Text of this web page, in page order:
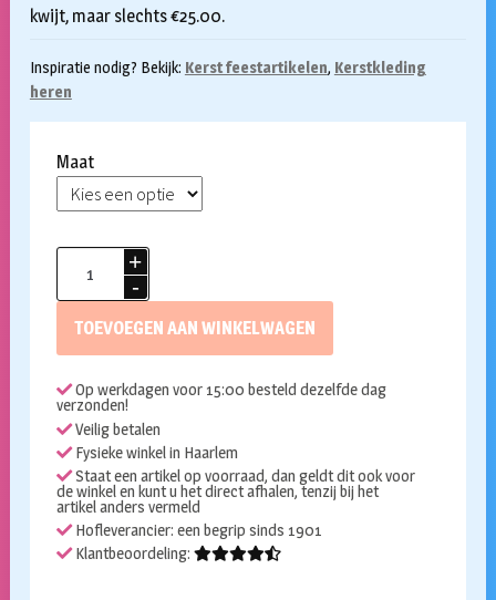
kwijt, maar slechts €25.00.
Inspiratie nodig? Bekijk: Kerst feestartikelen, Kerstkleding
heren
Maat
Dapper
TOEVOEGEN AAN WINKELWAGEN
Op werkdagen voor 15:00 besteld dezelfde dag
verzonden!
Veilig betalen
Fysieke winkel in Haarlem
Staat een artikel op voorraad, dan geldt dit ook voor
de winkel en kunt u het direct afhalen, tenzij bij het
artikel anders vermeld
Hofleverancier: een begrip sinds 1901
Klantbeoordeling: